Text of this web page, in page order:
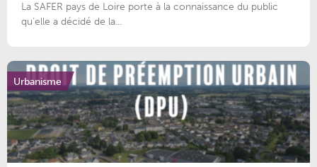
La SAFER pays de Loire porte à la connaissance du public
qu’elle a décidé de la...
Urbanisme